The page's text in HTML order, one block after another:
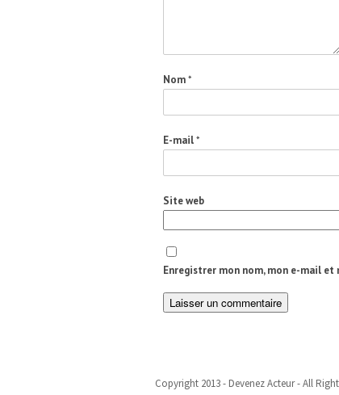
Nom*
E-mail*
Site web
Enregistrer mon nom, mon e-mail
Copyright 2013 - Devenez Acteur - All